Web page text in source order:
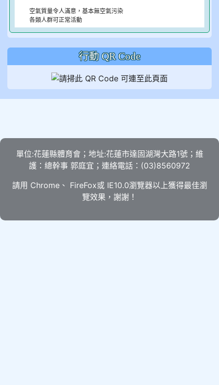
空氣質量令人滿意，基本無空氣污染
各類人群可正常活動
行動 QR Code
單位:花蓮縣體育會；地址:花蓮市達固湖灣大路1號；維
護：總幹事 郭庭宜；連絡電話：(03)8560972
請用 Chrome、 FireFox或 IE10.0瀏覽器以上獲得最佳瀏
覽效果，謝謝！